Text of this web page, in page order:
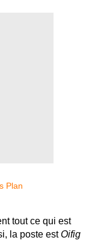
tout ce qui est
la poste estOifig